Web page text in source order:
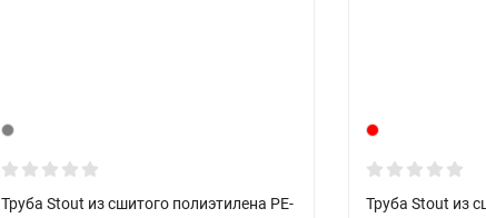
Труба Stout из сшитого полиэтилена PE-
Труба Stout из